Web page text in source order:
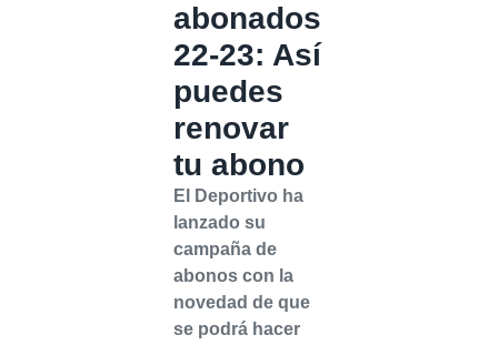
abonados
22-23: Así
puedes
renovar
tu abono
El Deportivo ha
lanzado su
campaña de
abonos con la
novedad de que
se podrá hacer